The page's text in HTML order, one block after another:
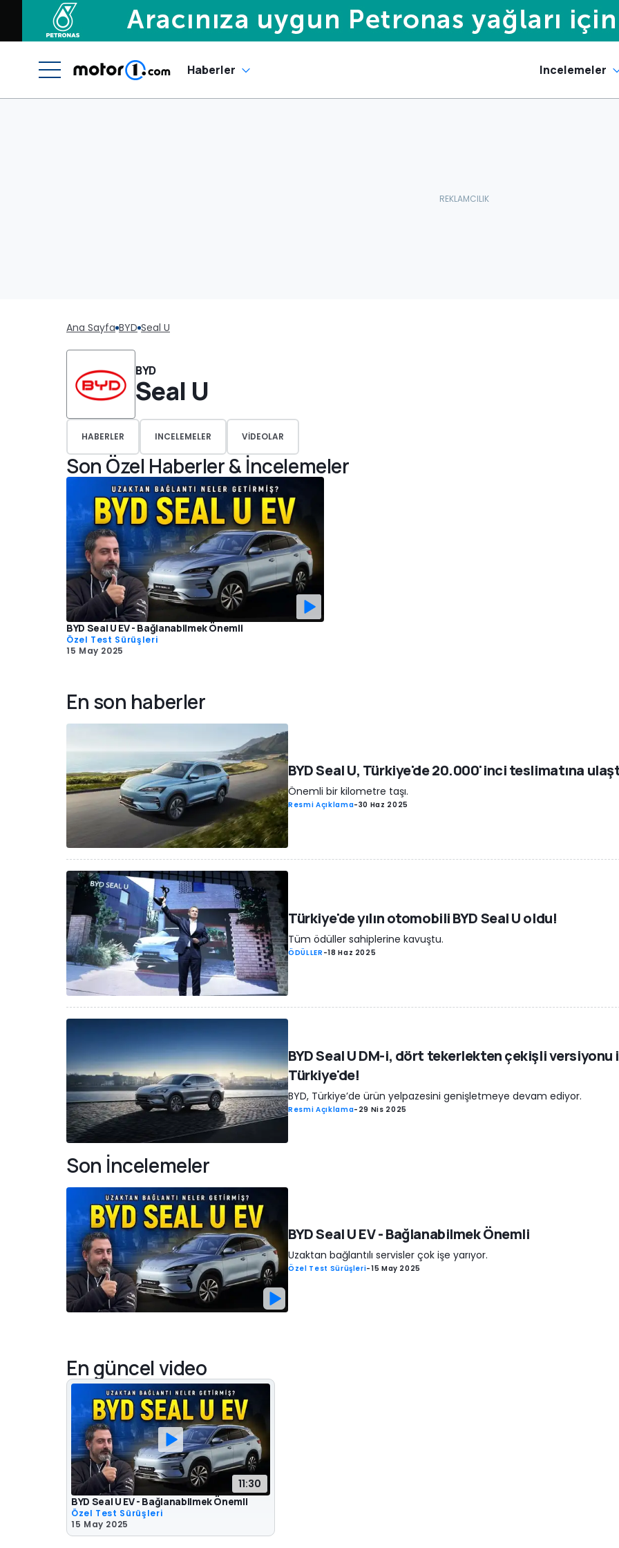
Haberler Incelemeler
Ana Sayfa BYD Seal U
BYD
Seal U
HABERLER INCELEMELER VIDEOLAR
Son Özel Haberler & İncelemeler
BYD Seal U EV - Bağlanabilmek Önemli
Özel Test Sürüşleri
15 May 2025
En son haberler
BYD Seal U, Türkiye'de 20.000'inci teslimatına
Önemli bir kilometre taşı.
Resmi Açıklama-30 Haz 2025
Türkiye'de yılın otomobili BYD Seal U oldu!
Tüm ödüller sahiplerine kavuştu.
ÖDÜLLER -18 Haz 2025
BYD Seal U DM-i, dört tekerlekten çekişli versiyonu
Türkiye'de!
BYD, Türkiye’de ürün yelpazesini genişletmeye devam ediyor.
Resmi Açıklama- 29 Nis 2025
Son İncelemeler
BYD Seal U EV - Bağlanabilmek Önemli
Uzaktan bağlantılı servisler çok işe yarıyor.
Özel Test Sürüşleri-15 May 2025
En güncel video
11:30
BYD Seal U EV - Bağlanabilmek Önemli
Özel Test Sürüşleri
15 May 2025